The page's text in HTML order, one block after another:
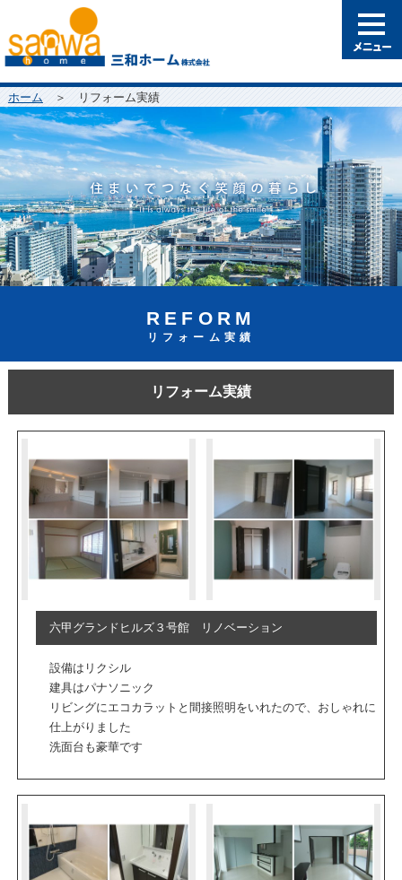
ホーム ＞ リフォーム実績
REFORM
リフォーム実績
リフォーム実績
六甲グランドヒルズ３号館 リノベーション
設備はリクシル
建具はパナソニック
リビングにエコカラットと間接照明をいれたので、おしゃれに
仕上がりました
洗面台も豪華です